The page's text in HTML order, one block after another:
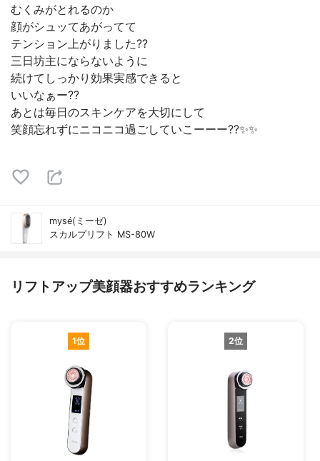
むくみがとれるのか
顔がシュッてあがってて
テンション上がりました??
三日坊主にならないように
続けてしっかり効果実感できると
いいなぁー??
あとは毎日のスキンケアを大切にして
笑顔忘れずにニコニコ過ごしていこーーー??✨✨
mysé(ミーゼ)
スカルプリフト MS-80W
リフトアップ美顔器おすすめランキング
1位 2位